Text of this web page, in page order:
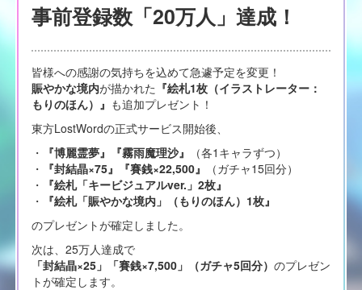
事前登録数「20万人」達成！
皆様への感謝の気持ちを込めて急遽予定を変更！
賑やかな境内が描かれた 『絵札1枚（イラストレーター：
もりのほん）』 も追加プレゼント！
東方LostWordの正式サービス開始後、
・
『博麗霊夢』『霧雨魔理沙』
（各1キャラずつ）
・
『封結晶×75』『賽銭×22,500』
（ガチャ15回分）
・
『絵札「キービジュアルver.」2枚』
・
『絵札「賑やかな境内」（もりのほん）1枚』
のプレゼントが確定しました。
次は、25万人達成で
「封結晶×25」「賽銭×7,500」（ガチャ5回分） のプレゼン
トが確定します。